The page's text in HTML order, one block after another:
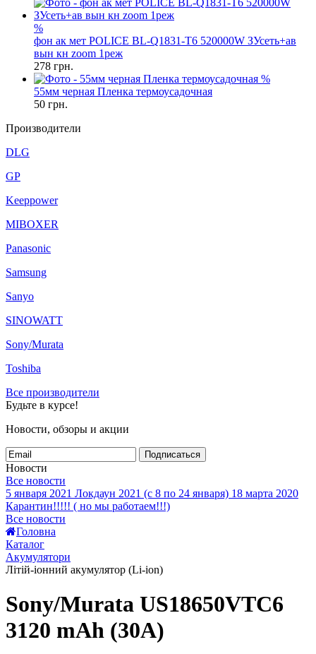
%
фон ак мет POLICE BL-Q1831-T6 520000W ЗУсеть+ав
вын кн zoom 1реж
278 грн.
%
55мм черная Пленка термоусадочная
50 грн.
Производители
DLG
GP
Keeppower
MIBOXER
Panasonic
Samsung
Sanyo
SINOWATT
Sony/Murata
Toshiba
Все производители
Будьте в курсе!
Новости, обзоры и акции
Подписаться
Новости
Все новости
5 января 2021 Локдаун 2021 (с 8 по 24 января) 18 марта 2020
Карантин!!!!! ( но мы работаем!!!)
Все новости
Головна
Каталог
Акумулятори
Літій-іонний акумулятор (Li-ion)
Sony/Murata US18650VTC6
3120 mAh (30A)